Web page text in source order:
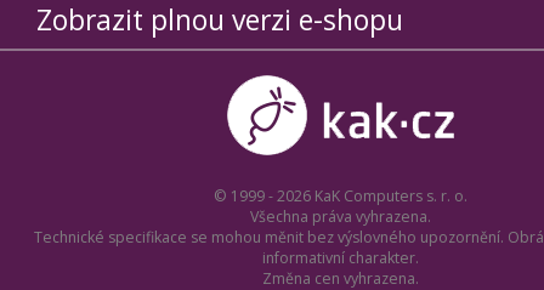
Zobrazit plnou verzi e-shopu
© 1999 - 2026 KaK Computers s. r. o.
Všechna práva vyhrazena.
Technické specifikace se mohou měnit bez výslovného upozornění.
informativní charakter.
Změna cen vyhrazena.